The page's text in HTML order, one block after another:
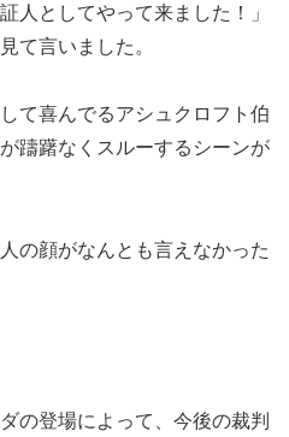
人としてやって来ました！」
て言いました。
て喜んでるアシュクロフト伯
躊躇なくスルーするシーンが
の顔がなんとも言えなかった
の登場によって、今後の裁判